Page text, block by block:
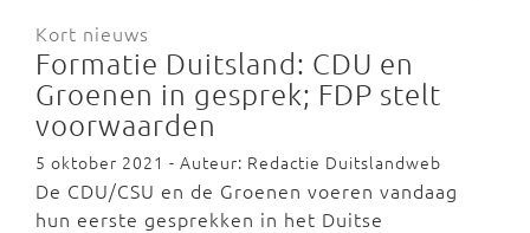
Kort nieuws
Formatie Duitsland: CDU en
Groenen in gesprek; FDP stelt
voorwaarden
5 oktober 2021 - Auteur: Redactie Duitslandweb
De CDU/CSU en de Groenen voeren vandaag
hun eerste gesprekken in het Duitse